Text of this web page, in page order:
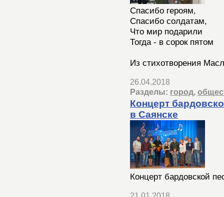
Спасибо героям,
Спасибо солдатам,
Что мир подарили
Тогда - в сорок пятом
Из стихотворения
26.04.2018
Разделы: город,
Концерт
в Саянске
Концерт бардовской